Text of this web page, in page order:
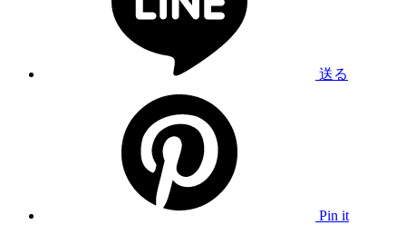
送る
Pin it